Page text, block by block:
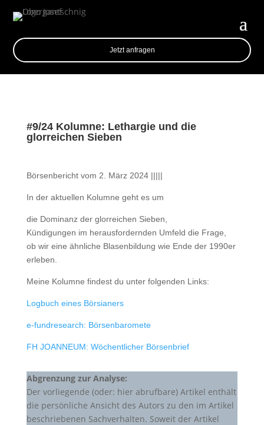
Jetzt anfragen
#9/24 Kolumne: Lethargie und die
glorreichen Sieben
Börsenbericht vom 2. März 2024 |||||
In der aktuellen Kolumne geht es um
die Dominanz der glorreichen Sieben,
Kündigungen im herausfordernden Umfeld die Frage,
ob wir eine ähnliche Blasenbildung wie Ende der 1990er
erleben.
Meine Kolumne findest du unter folgenden Links:
Logbuch eines Börsianers
e-fundresearch: Börsenbaromete
FH JOANNEUM: Wöchentlicher Börsenbrief
Abgrenzung zur Analyse:
Der vorliegende (oder: hier abrufbare) Artikel enthält
die persönliche Ansicht des Autors zu den im Artikel
beschriebenen Sachverhalten. Soweit der Artikel